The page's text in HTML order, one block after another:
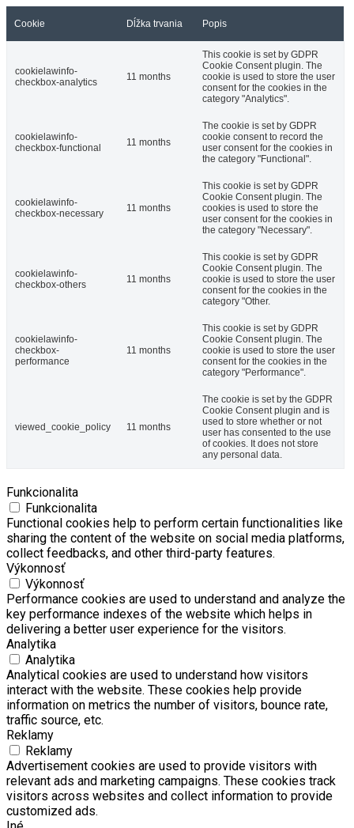
Cookie Dĺžka trvania Popis
cookielawinfo-
checkbox-analytics
11 months
This cookie is set by GDPR
Cookie Consent plugin. The
cookie is used to store the user
consent for the cookies in the
category "Analytics".
cookielawinfo-
checkbox-functional
11 months
The cookie is set by GDPR
cookie consent to record the
user consent for the cookies in
the category "Functional".
cookielawinfo-
checkbox-necessary
11 months
This cookie is set by GDPR
Cookie Consent plugin. The
cookies is used to store the
user consent for the cookies in
the category "Necessary".
cookielawinfo-
checkbox-others
11 months
This cookie is set by GDPR
Cookie Consent plugin. The
cookie is used to store the user
consent for the cookies in the
category "Other.
cookielawinfo-
checkbox-
performance
11 months
This cookie is set by GDPR
Cookie Consent plugin. The
cookie is used to store the user
consent for the cookies in the
category "Performance".
viewed_cookie_policy 11 months
The cookie is set by the GDPR
Cookie Consent plugin and is
used to store whether or not
user has consented to the use
of cookies. It does not store
any personal data.
Funkcionalita
Funkcionalita
Functional cookies help to perform certain functionalities like
sharing the content of the website on social media platforms,
collect feedbacks, and other third-party features.
Výkonnosť
Výkonnosť
Performance cookies are used to understand and analyze the
key performance indexes of the website which helps in
delivering a better user experience for the visitors.
Analytika
Analytika
Analytical cookies are used to understand how visitors
interact with the website. These cookies help provide
information on metrics the number of visitors, bounce rate,
traffic source, etc.
Reklamy
Reklamy
Advertisement cookies are used to provide visitors with
relevant ads and marketing campaigns. These cookies track
visitors across websites and collect information to provide
customized ads.